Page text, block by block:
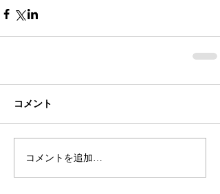
コメント
コメントを追加…